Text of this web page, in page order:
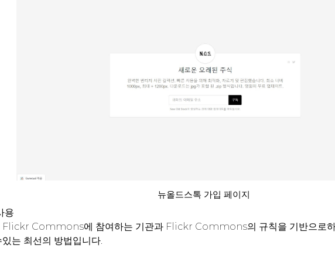
뉴올드스톡 가입 페이지
용
Flickr Commons에 참여하는 기관과 Flickr Commons의 규칙을 기반으로하
는 최선의 방법입니다.